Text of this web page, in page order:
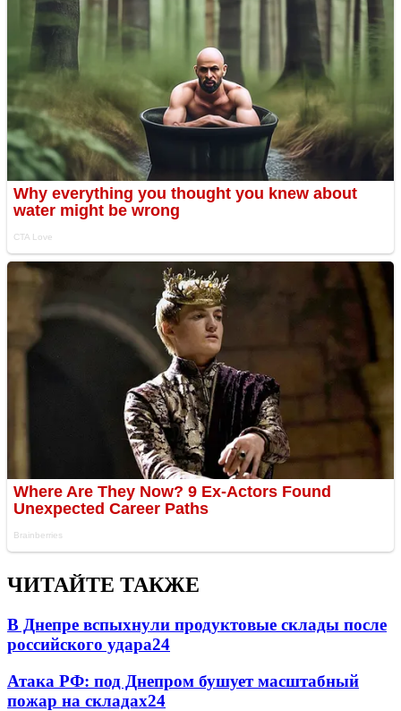
ЧИТАЙТЕ ТАКЖЕ
В Днепре вспыхнули продуктовые склады после
российского удара24
Атака РФ: под Днепром бушует масштабный
пожар на складах24